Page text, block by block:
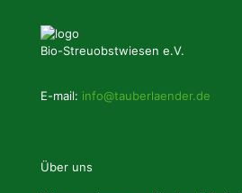
Bio-Streuobstwiesen e.V.
E-mail: info@tauberlaender.de
Über uns